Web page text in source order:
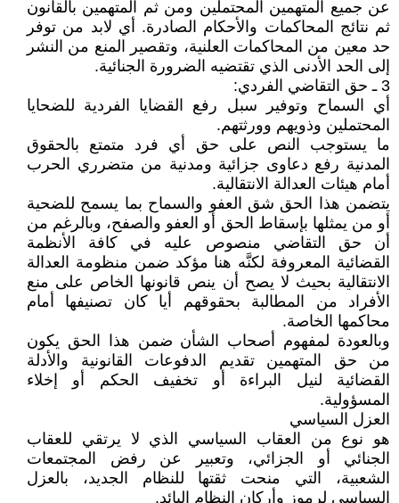
عن جميع المتهمين المحتملين ومن ثم المتهمين بالقانون
ثم نتائج المحاكمات والأحكام الصادرة. أي لابد من توفر
حد معين من المحاكمات العلنية، وتقصير المنع من النشر
إلى الحد الأدنى الذي تقتضيه الضرورة الجنائية.
3 ـ حق التقاضي الفردي:
أي السماح وتوفير سبل رفع القضايا الفردية للضحايا
المحتملين وذويهم وورثتهم.
ما يستوجب النص على حق أي فرد متمتع بالحقوق
المدنية رفع دعاوى جزائية ومدنية من متضرري الحرب
أمام هيئات العدالة الانتقالية.
يتضمن هذا الحق شق العفو والسماح بما يسمح للضحية
أو من يمثلها بإسقاط الحق أو العفو والصفح، وبالرغم من
أن حق التقاضي منصوص عليه في كافة الأنظمة
القضائية المعروفة لكنَّه هنا مؤكد ضمن منظومة العدالة
الانتقالية بحيث لا يصح أن ينص قانونها الخاص على منع
الأفراد من المطالبة بحقوقهم أيا كان تصنيفها أمام
محاكمها الخاصة.
وبالعودة لمفهوم أصحاب الشأن ضمن هذا الحق يكون
من حق المتهمين تقديم الدفوعات القانونية والأدلة
القضائية لنيل البراءة أو تخفيف الحكم أو إخلاء
المسؤولية.
العزل السياسي
هو نوع من العقاب السياسي الذي لا يرتقي للعقاب
الجنائي أو الجزائي، وتعبير عن رفض المجتمعات
الشعبية، التي منحت ثقتها للنظام الجديد، بالعزل
السياسي لرموز وأركان النظام البائد.